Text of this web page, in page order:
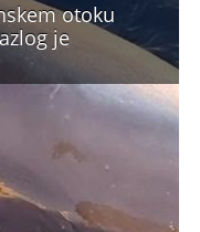
otoku
je